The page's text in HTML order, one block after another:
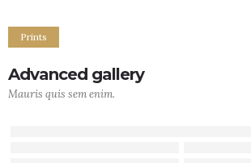
Prints
Advanced gallery
Mauris quis sem enim.